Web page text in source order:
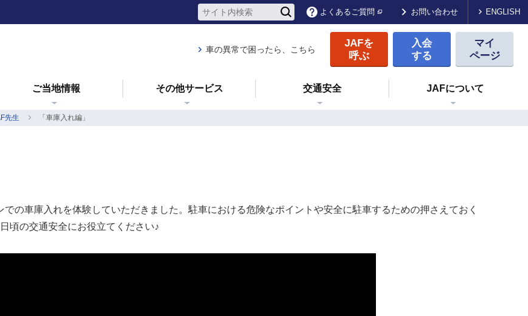
よくあるご質問 お問い合わせ ENGLISH
車の異常で困ったら、こちら
JAFを
呼ぶ
入会
する
マイ
ページ
ご当地情報 その他サービス 交通安全 JAFについて
先生 「車庫入れ編」
の車庫入れを体験していただきました。駐車における危険なポイントや安全に駐車するための押さえておく
頃の交通安全にお役立てください♪